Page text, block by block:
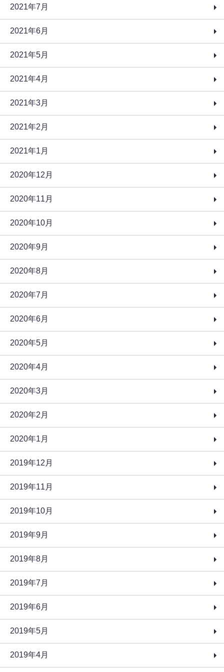
2021年7月
2021年6月
2021年5月
2021年4月
2021年3月
2021年2月
2021年1月
2020年12月
2020年11月
2020年10月
2020年9月
2020年8月
2020年7月
2020年6月
2020年5月
2020年4月
2020年3月
2020年2月
2020年1月
2019年12月
2019年11月
2019年10月
2019年9月
2019年8月
2019年7月
2019年6月
2019年5月
2019年4月